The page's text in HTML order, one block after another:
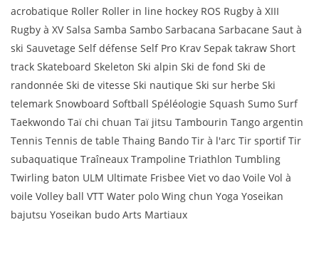
acrobatique Roller Roller in line hockey ROS Rugby à XIII
Rugby à XV Salsa Samba Sambo Sarbacana Sarbacane Saut à
ski Sauvetage Self défense Self Pro Krav Sepak takraw Short
track Skateboard Skeleton Ski alpin Ski de fond Ski de
randonnée Ski de vitesse Ski nautique Ski sur herbe Ski
telemark Snowboard Softball Spéléologie Squash Sumo Surf
Taekwondo Taï chi chuan Taï jitsu Tambourin Tango argentin
Tennis Tennis de table Thaing Bando Tir à l'arc Tir sportif Tir
subaquatique Traîneaux Trampoline Triathlon Tumbling
Twirling baton ULM Ultimate Frisbee Viet vo dao Voile Vol à
voile Volley ball VTT Water polo Wing chun Yoga Yoseikan
bajutsu Yoseikan budo Arts Martiaux